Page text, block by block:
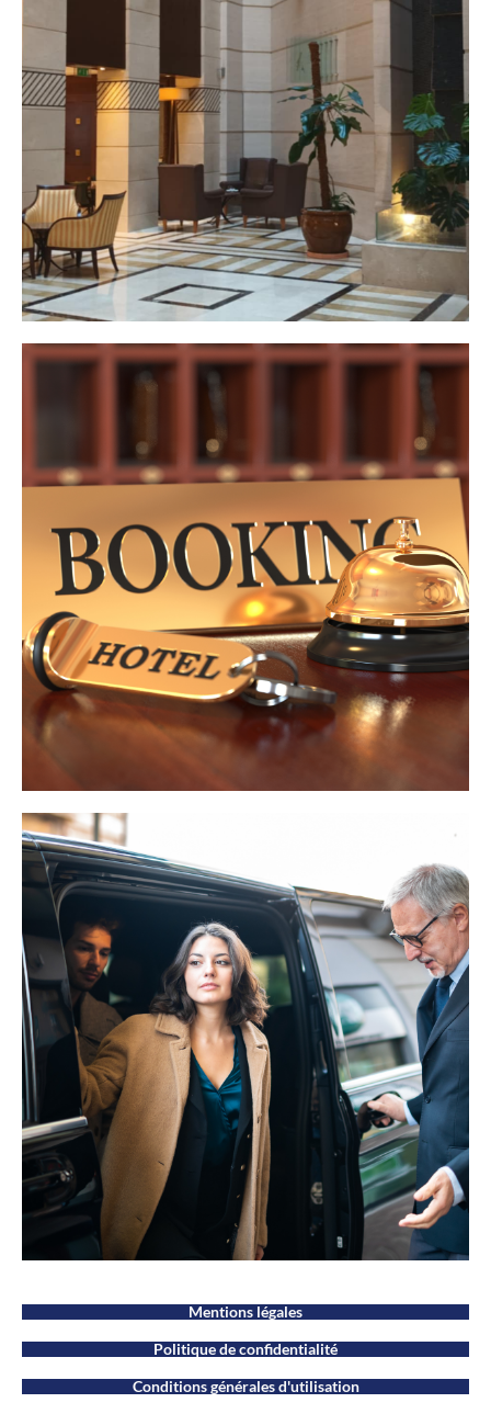
Mentions légales
Politique de confidentialité
Conditions générales d'utilisation